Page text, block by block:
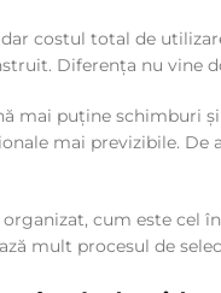
costul total de
Diferența nu vine
mai puține schimburi
mai previzibile.
cum este cel
mult procesul de